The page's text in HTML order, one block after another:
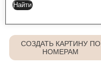
СОЗДАТЬ КАРТИНУ ПО
НОМЕРАМ